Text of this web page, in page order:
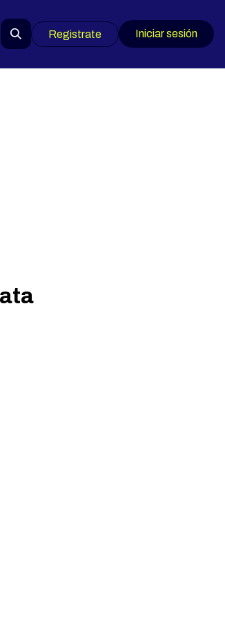
Registrate Iniciar sesión